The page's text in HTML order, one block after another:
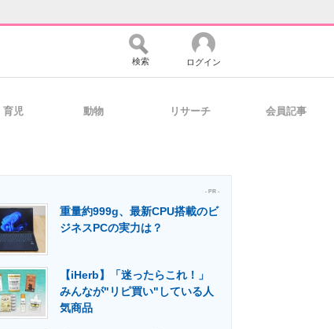
ティ マーケ×ITの今がよく分かる
を支援
検索 ログイン
育児 動物 リサーチ 会員記事
- PR -
重量約999g、最新CPU搭載のビ
ジネスPCの実力は？
【iHerb】「迷ったらこれ！」
みんなが"リピ買い"している人
気商品